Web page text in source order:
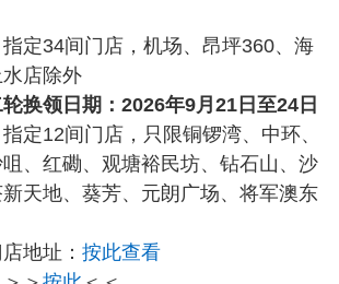
定34间门店，机场、昂坪360、海
店除外
换领日期：2026年9月21日至24日
定12间门店，只限铜锣湾、中环、
、红磡、观塘裕民坊、钻石山、沙
新天地、葵芳、元朗广场、将军澳东
地址： 按此查看